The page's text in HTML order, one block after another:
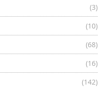
(3)
(10)
(68)
(16)
(142)